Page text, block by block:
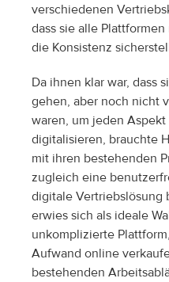
verschiedenen
dass sie alle
die Konsistenz
Da ihnen klar war, dass
gehen, aber noch nicht
waren, um jeden
digitalisieren, brauchte
mit ihren bestehenden
zugleich eine
digitale Vertriebslösung
erwies sich als ideale
unkomplizierte
Aufwand online
bestehenden